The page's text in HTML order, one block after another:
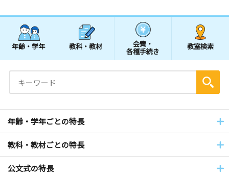
年齢・学年 教科・教材 会費・
各種手続き
教室検索
年齢・学年ごとの特長
教科・教材ごとの特長
公文式の特長